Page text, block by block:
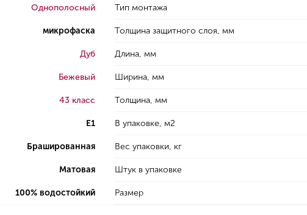
Однополосный
микрофаска
Дуб
Бежевый
43 класс
E1
Брашированная
Матовая
100% водостойкий
Тип монтажа
Толщина защитного слоя, мм
Длина, мм
Ширина, мм
Толщина, мм
В упаковке, м2
Вес упаковки, кг
Штук в упаковке
Размер